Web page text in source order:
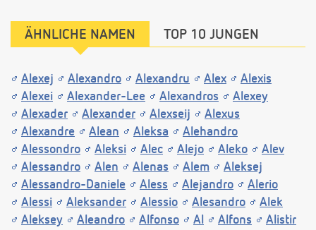
ÄHNLICHE NAMEN TOP 10 JUNGEN
Alexej Alexandro Alexandru Alex
Alexis
Alexei
Alexander-Lee Alexandros
Alexey
Alexader
Alexander Alexseij
Alexus
Alexandre
Alean Aleksa
Alehandro
Alessondro
Aleksi Alec Alejo Aleko
Alev
Alessandro
Alen Alenas Alem
Aleksej
Alessandro-Daniele
Aless Alejandro
Alerio
Alessi
Aleksander Alessio Alesandro
Alek
Aleksey
Aleandro Alfonso Al Alfons
Alistir